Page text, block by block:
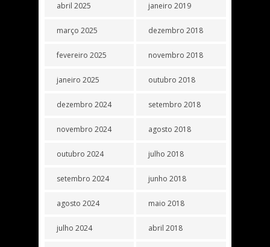
abril 2025
março 2025
fevereiro 2025
janeiro 2025
dezembro 2024
novembro 2024
outubro 2024
setembro 2024
agosto 2024
julho 2024
janeiro 2019
dezembro 2018
novembro 2018
outubro 2018
setembro 2018
agosto 2018
julho 2018
junho 2018
maio 2018
abril 2018